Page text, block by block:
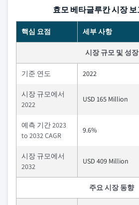
효모 베타글루칸 시장
핵심 요점 세부 사항
시장 규모 및 성장
기준 연도 2022
시장 규모에서
2022
USD 165 Million
예측 기간 2023
to 2032 CAGR
9.6%
시장 규모에서
2032
USD 409 Million
주요 시장 동향